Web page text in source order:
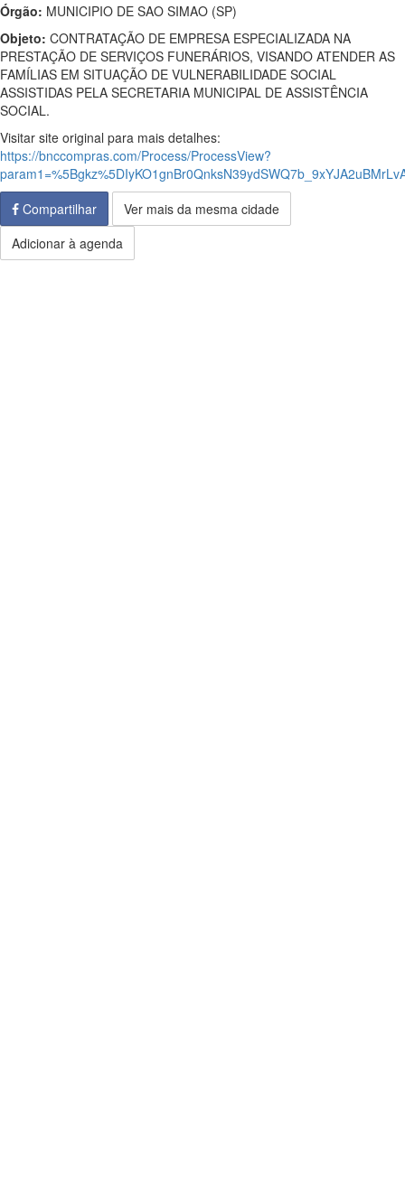
Órgão: MUNICIPIO DE SAO SIMAO (SP)
Objeto: CONTRATAÇÃO DE EMPRESA ESPECIALIZADA NA
PRESTAÇÃO DE SERVIÇOS FUNERÁRIOS, VISANDO ATENDER AS
FAMÍLIAS EM SITUAÇÃO DE VULNERABILIDADE SOCIAL
ASSISTIDAS PELA SECRETARIA MUNICIPAL DE ASSISTÊNCIA
SOCIAL.
Visitar site original para mais detalhes:
https://bnccompras.com/Process/ProcessView?
Compartilhar
Ver mais da mesma cidade
Adicionar à agenda